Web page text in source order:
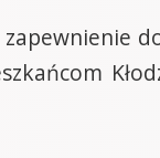
zapewnienie